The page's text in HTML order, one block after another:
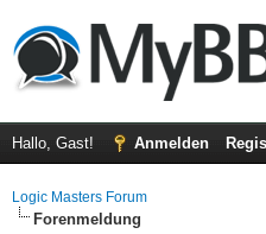
Hallo, Gast! Anmelden
Logic Masters Forum
Forenmeldung